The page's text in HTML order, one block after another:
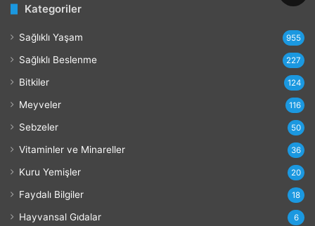
Kategoriler
Sağlıklı Yaşam 955
Sağlıklı Beslenme 227
Bitkiler 124
Meyveler 116
Sebzeler 50
Vitaminler ve Minareller 36
Kuru Yemişler 20
Faydalı Bilgiler 18
Hayvansal Gıdalar 6